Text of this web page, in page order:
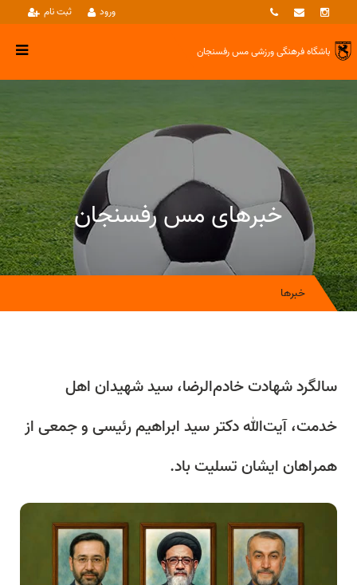
ثبت نام ورود
باشگاه فرهنگی ورزشیمس رفسنجان
خبرهای مس رفسنجان
خبرها
️سالگرد شهادت خادم‌الرضا، سید شهیدان اهل
خدمت، آیت‌الله دکتر سید ابراهیم رئیسی و جمعی از
همراهان ایشان تسلیت باد.